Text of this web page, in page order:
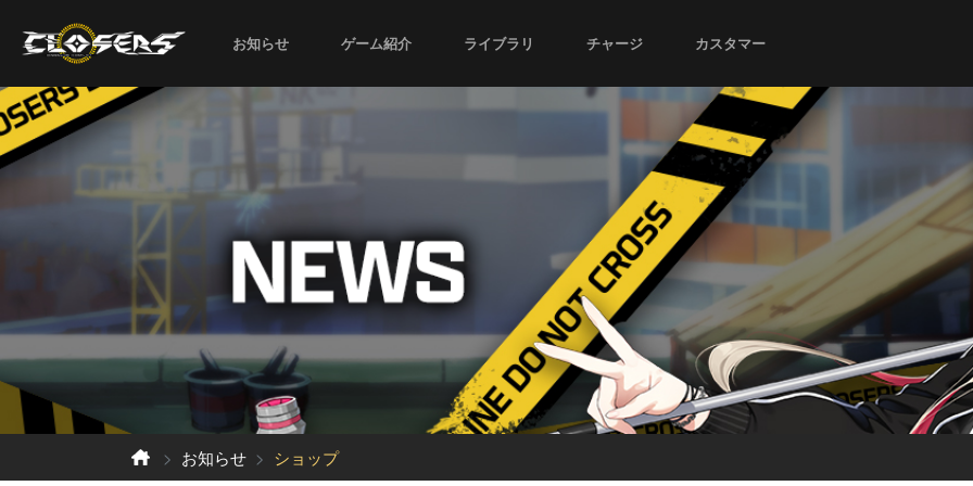
お知らせ ゲーム紹介 ライブラリ チャージ カスタマー
お知らせ ショップ